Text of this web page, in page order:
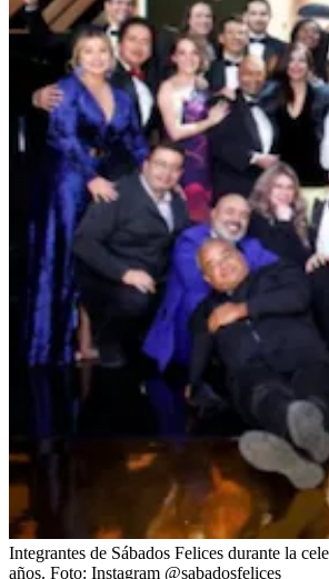
Integrantes de Sábados Felices durante la
años. Foto: Instagram @sabadosfelices